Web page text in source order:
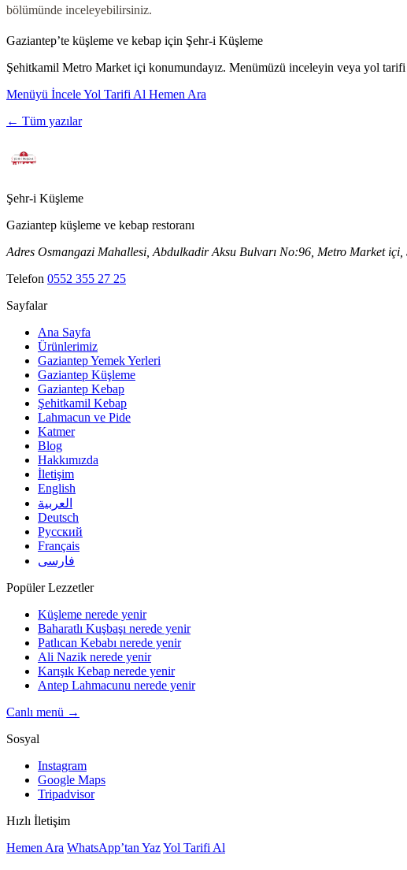
bölümünde inceleyebilirsiniz.
Gaziantep’te küşleme ve kebap için Şehr-i Küşleme
Şehitkamil Metro Market içi konumundayız. Menümüzü inceleyin veya yol tarifi
Menüyü İnceleYol Tarifi Al Hemen Ara
← Tüm yazılar
Şehr-i Küşleme
Gaziantep küşleme ve kebap restoranı
Adres Osmangazi Mahallesi, Abdulkadir Aksu Bulvarı No:96, Metro Market içi,
Telefon 0552 355 27 25
Sayfalar
Ana Sayfa
Ürünlerimiz
Gaziantep Yemek Yerleri
Gaziantep Küşleme
Gaziantep Kebap
Şehitkamil Kebap
Lahmacun ve Pide
Katmer
Blog
Hakkımızda
İletişim
English
العربية
Deutsch
Русский
Français
فارسی
Popüler Lezzetler
Küşleme nerede yenir
Baharatlı Kuşbaşı nerede yenir
Patlıcan Kebabı nerede yenir
Ali Nazik nerede yenir
Karışık Kebap nerede yenir
Antep Lahmacunu nerede yenir
Canlı menü →
Sosyal
Instagram
Google Maps
Tripadvisor
Hızlı İletişim
Hemen Ara WhatsApp’tan YazYol Tarifi Al